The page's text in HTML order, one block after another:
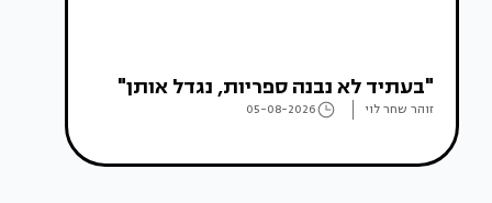
"בעתיד לא נבנה ספריות, נגדל אותן"
זוהר שחר לוי 05-08-2026